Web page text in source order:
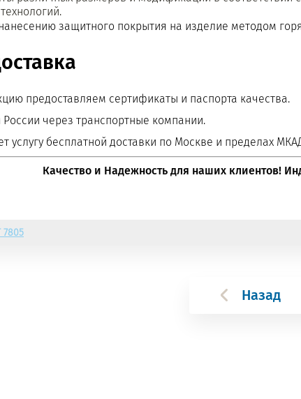
защитного покрытия на изделие методом
предоставляем сертификаты и паспорта качества.
через транспортные компании.
услугу бесплатной доставки по Москве и пределах
Качество и Надежность для наших клиентов!
7805
Назад